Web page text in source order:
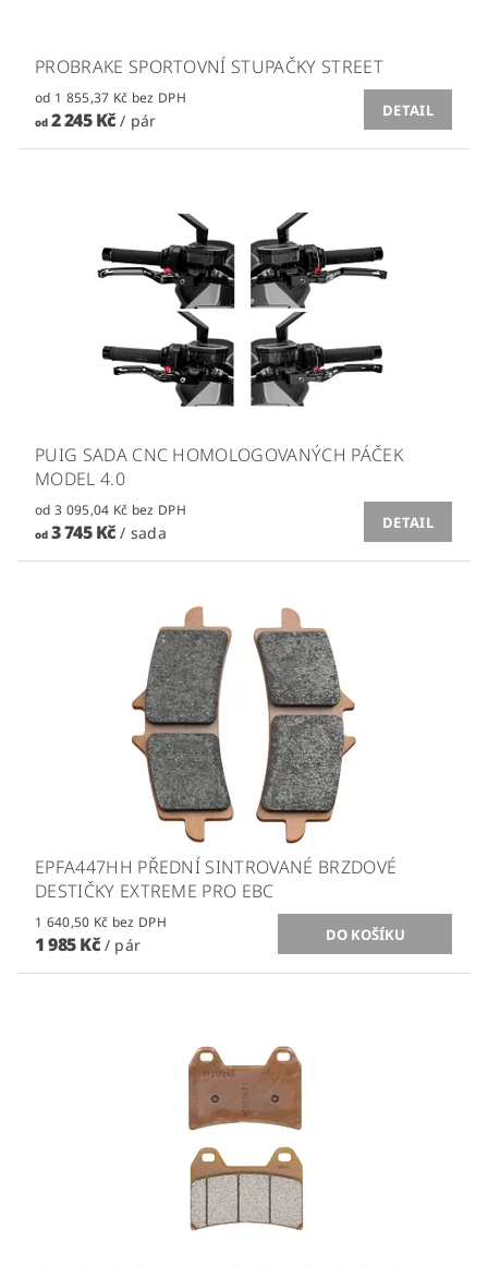
PROBRAKE SPORTOVNÍ STUPAČKY STREET
od 1 855,37 Kč bez DPH
od2 245 Kč/ pár
DETAIL
PUIG SADA CNC HOMOLOGOVANÝCH PÁČEK
MODEL 4.0
od 3 095,04 Kč bez DPH
od3 745 Kč/ sada
DETAIL
EPFA447HH PŘEDNÍ SINTROVANÉ BRZDOVÉ
DESTIČKY EXTREME PRO EBC
1 640,50 Kč bez DPH
1 985 Kč / pár